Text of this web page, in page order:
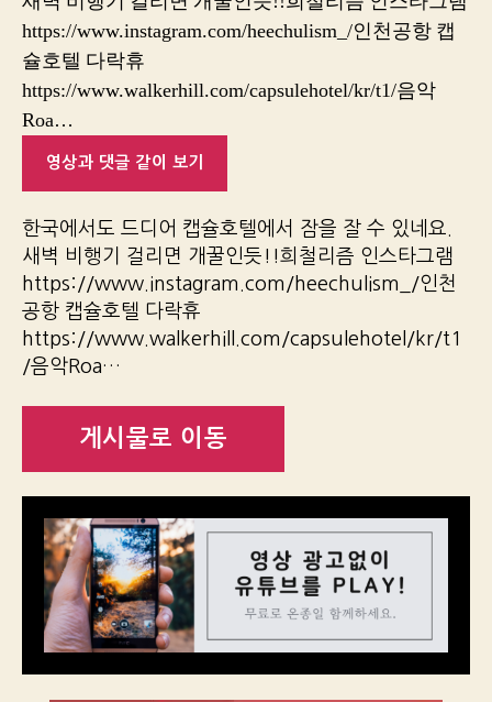
https://www.instagram.com/heechulism_/인천공항 캡
슐호텔 다락휴
https://www.walkerhill.com/capsulehotel/kr/t1/음악
Roa…
영상과 댓글 같이 보기
한국에서도 드디어 캡슐호텔에서 잠을 잘 수 있네요.
새벽 비행기 걸리면 개꿀인듯!!희철리즘 인스타그램
https://www.instagram.com/heechulism_/인천
공항 캡슐호텔 다락휴
https://www.walkerhill.com/capsulehotel/kr/t1
/음악Roa…
게시물로 이동